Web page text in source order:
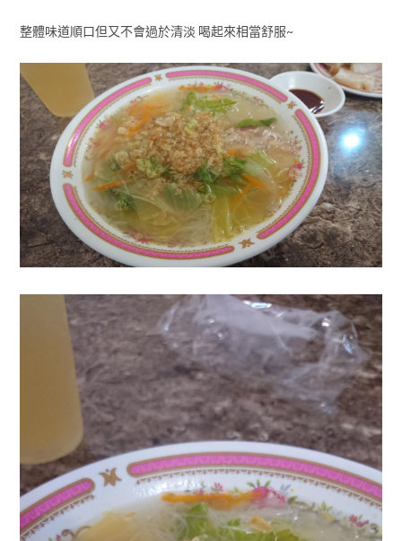
整體味道順口但又不會過於清淡 喝起來相當舒服~